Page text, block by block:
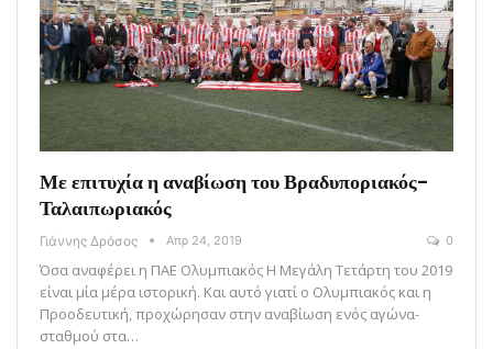
Με επιτυχία η αναβίωση του Βραδυποριακός-
Ταλαιπωριακός
Γιάννης Δρόσος Απρ 24, 2019 0
Όσα αναφέρει η ΠΑΕ Ολυμπιακός Η Μεγάλη Τετάρτη του 2019
είναι μία μέρα ιστορική. Και αυτό γιατί ο Ολυμπιακός και η
Προοδευτική, προχώρησαν στην αναβίωση ενός αγώνα-
σταθμού στα…